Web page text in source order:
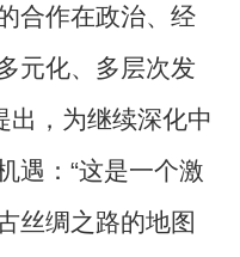
合作在政治、经
元化、多层次发
出，为继续深化中
遇：“这是一个激
丝绸之路的地图